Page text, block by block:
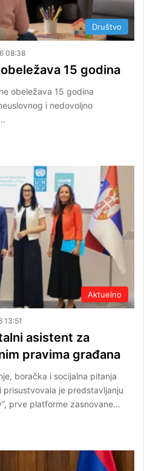
Društvo
08:38
15 godina
obeležava 15 godina
i nedovoljno
Aktuelno
13:51
asistent za
pravima građana
boračka i socijalna pitanja
je predstavljanju
prve platforme zasnovane…